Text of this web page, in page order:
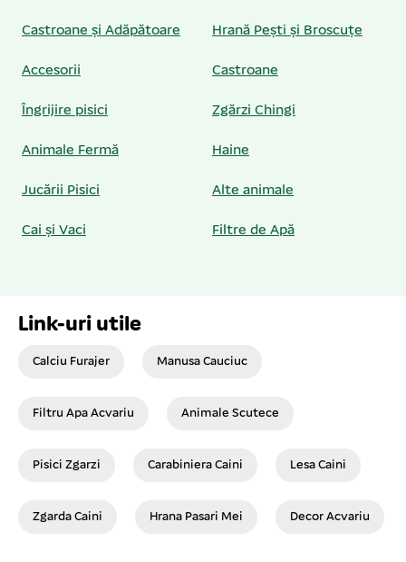
Castroane și Adăpătoare Hrană Pești și Broscuțe
Accesorii Castroane
Îngrijire pisici Zgărzi Chingi
Animale Fermă Haine
Jucării Pisici Alte animale
Cai și Vaci Filtre de Apă
Link-uri utile
Calciu Furajer Manusa Cauciuc
Filtru Apa Acvariu Animale Scutece
Pisici Zgarzi Carabiniera Caini Lesa Caini
Zgarda Caini Hrana Pasari Mei Decor Acvariu